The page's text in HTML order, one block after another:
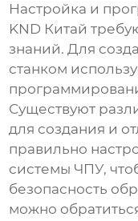
Настройка и
KND Китай
знаний. Для
станком
Существуют
для создания и
правильно
системы ЧПУ,
безопасность
можно